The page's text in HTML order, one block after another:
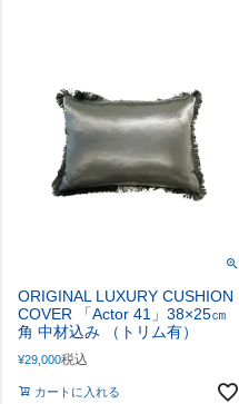
モ
Order Made オーダーメイド
Company Information 会社紹介
FABRIC ファブリック
CUSHION
ORIGINAL LUXURY CUSHION
COVER 「Actor 41」38×25㎝
角 中材込み （トリム有）
¥29,000税込
カートに入れる